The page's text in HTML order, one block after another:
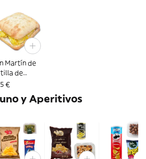
Martín de
de
€
y Aperitivos